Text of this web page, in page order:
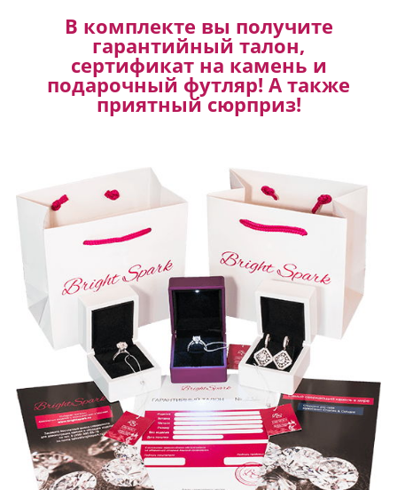
В комплекте вы получите
гарантийный талон,
сертификат на камень и
подарочный футляр! А также
приятный сюрприз!